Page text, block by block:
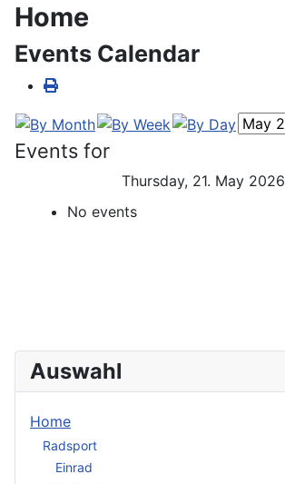
Home
Events Calendar
Events for
Thursday, 21. May 2026
No events
Auswahl
Home
Radsport
Einrad